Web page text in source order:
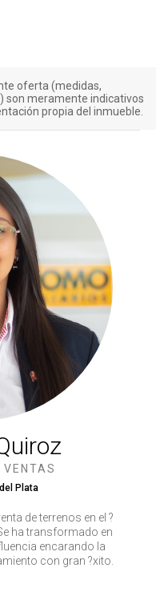
oferta (medidas,
son meramente indicativos
propia del inmueble.
VENTAS
Plata
de terrenos en el ?
ha transformado en
encarando la
con gran ?xito.